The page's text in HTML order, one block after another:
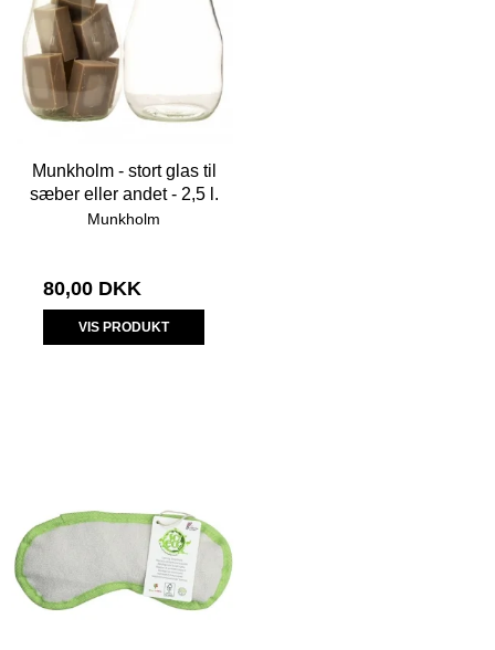
Munkholm - stort glas til
sæber eller andet - 2,5 l.
Munkholm
80,00 DKK
VIS PRODUKT